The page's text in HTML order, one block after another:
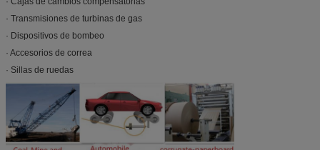
· Transmisiones de turbinas de gas
· Dispositivos de bombeo
· Accesorios de correa
· Sillas de ruedas